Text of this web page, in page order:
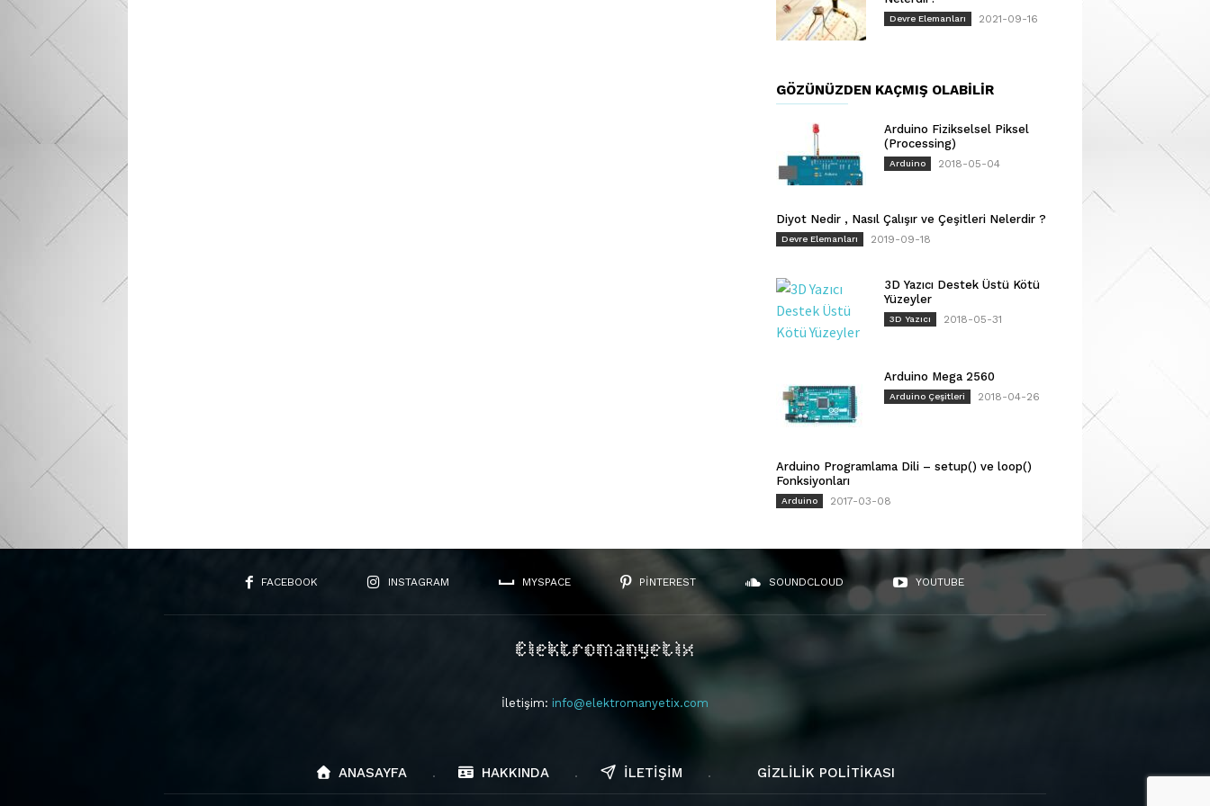
Devre Elemanları 2021-09-16
GÖZÜNÜZDEN KAÇMIŞ OLABILIR
Arduino Fizikselsel Piksel
(Processing)
Arduino 2018-05-04
Diyot Nedir , Nasıl Çalışır ve Çeşitleri Nelerdir ?
Devre Elemanları 2019-09-18
3D Yazıcı Destek Üstü Kötü
Yüzeyler
3D Yazıcı 2018-05-31
Arduino Mega 2560
Arduino Çeşitleri 2018-04-26
Arduino Programlama Dili – setup() ve loop()
Fonksiyonları
Arduino 2017-03-08
FACEBOOK INSTAGRAM MYSPACE PINTEREST SOUNDCLOUD YOUTUBE
İletişim: info@elektromanyetix.com
ANASAYFA HAKKINDA İLETIŞIM GIZLILIK POLITIKASI